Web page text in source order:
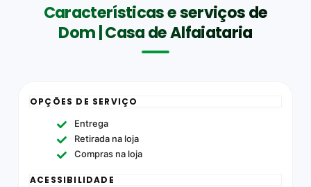
Características e serviços de
Dom | Casa de Alfaiataria
OPÇÕES DE SERVIÇO
Entrega
Retirada na loja
Compras na loja
ACESSIBILIDADE